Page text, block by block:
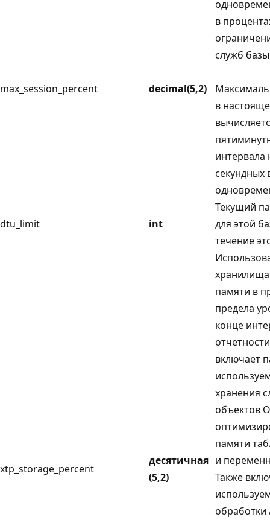
max_session_percent decimal(5,2)
в
служб
в
интервала
секундных
dtu_limit int
Текущий
для этой
течение
xtp_storage_percent
десятичная
(5,2)
хранилища
памяти в
предела
конце
включает
хранения
объектов
памяти
и
Также
обработки